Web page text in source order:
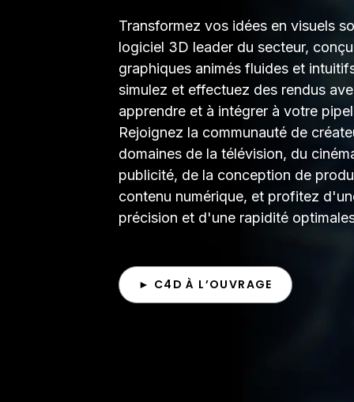
Transformez vos idées en visuels
logiciel 3D leader du secteur,
graphiques animés fluides et
simulez et effectuez des rendus
apprendre et à intégrer à votre
Rejoignez la communauté de
domaines de la télévision, du
publicité, de la conception de
contenu numérique, et profitez
précision et d'une rapidité
► C4D À L’OUVRAGE